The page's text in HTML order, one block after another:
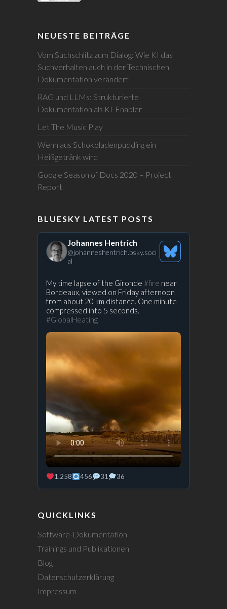
NEUESTE BEITRÄGE
Vom Suchschlitz zum Dialog: Wie KI das
Suchverhalten auch in der Technischen
Dokumentation verändert
RAG und LLMs: Strukturierte
Dokumentation als KI-Enabler
Let The Music Play
Wenn aus Schokoladenpudding ein
Heißgetränk wird
Google Season of Docs 2020 – Project
Report
BLUESKY LATEST POSTS
Johannes Hentrich
@johanneshentrich.bsky.soci
al
See
View
post
by
Prof.
Stefan
Rahmstorf
Bluesky
My time lapse of the Gironde #fire near
Bordeaux, viewed on Friday afternoon
from about 20 km distance. One minute
compressed into 5 seconds.
#GlobalHeating
1.258 456 31 36
QUICKLINKS
Software-Dokumentation
Trainings und Publikationen
Blog
Datenschutzerklärung
Impressum